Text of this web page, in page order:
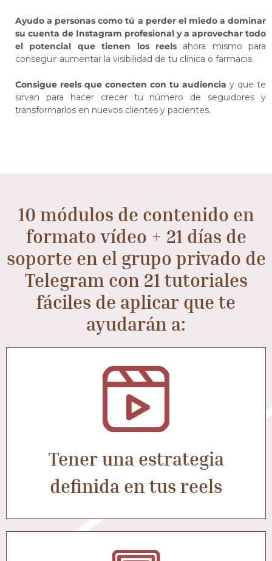
Ayudo a personas como tú a perder el miedo a dominar
su cuenta de Instagram profesional y a aprovechar todo
el potencial que tienen los reelsahora mismo para
conseguir aumentar la visibilidad de tu clínica o farmacia.
Consigue reels que conecten con tu audiencia y que te
sirvan para hacer crecer tu número de seguidores y
transformarlos en nuevos clientes y pacientes.
10 módulos de contenido en
formato vídeo + 21 días de
soporte en el grupo privado de
Telegram con 21 tutoriales
fáciles de aplicar que te
ayudarán a:
Tener una estrategia
definida en tus reels